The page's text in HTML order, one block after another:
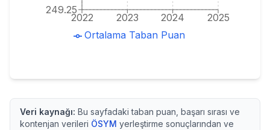
2022 2023 2024 2025
249.25
Ortalama Taban Puan
Veri kaynağı: Bu sayfadaki taban puan, başarı sırası ve
kontenjan verileri ÖSYM yerleştirme sonuçlarından ve